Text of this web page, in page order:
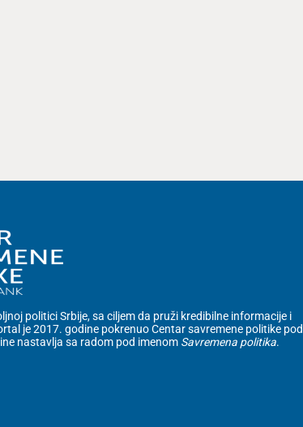
politici Srbije, sa ciljem da pruži kredibilne informacije i
je 2017. godine pokrenuo Centar savremene politike pod
nastavlja sa radom pod imenom Savremena politika.